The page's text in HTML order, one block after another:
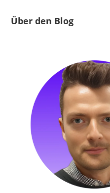
Über den Blog